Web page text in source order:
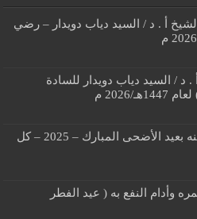
أ . د / السيد دياب دويدار – رضي
د / السيد دياب دويدار للسادة
2026 م
معايدة سيدنا الشيخ رضي الله عنه بعيد الأضحى المبارك – 2025 – كل
وأدام النفع به ( عيد الفطر